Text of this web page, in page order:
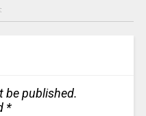
be published.
*